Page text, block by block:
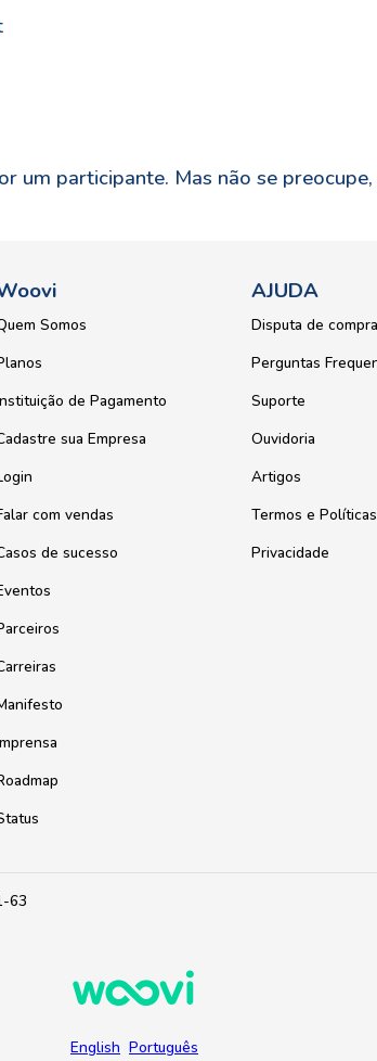
um participante. Mas não se
Somos
de Pagamento
sua Empresa
com vendas
de sucesso
AJUDA
Disputa de compra
Perguntas
Suporte
Ouvidoria
Artigos
Termos e Políticas
Privacidade
63
English Português